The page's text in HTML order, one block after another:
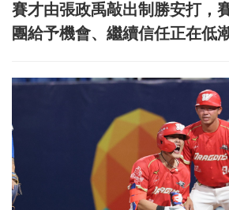
賽才由張政禹敲出制勝安打，
團給予機會、繼續信任正在低